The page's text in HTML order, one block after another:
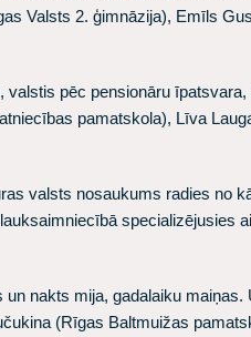
Valsts 2. ģimnāzija), Emīls
pēc pensionāru
pamatskola), Līva
valsts nosaukums radies no
specializējusies
nakts mija, gadalaiku
(Rīgas Baltmuižas